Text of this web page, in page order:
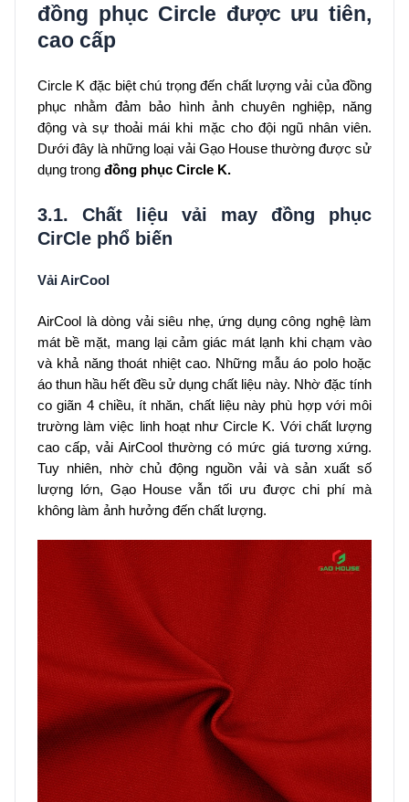
đồng phục Circle được ưu tiên,
cao cấp
Circle K đặc biệt chú trọng đến chất lượng vải của đồng
phục nhằm đảm bảo hình ảnh chuyên nghiệp, năng
động và sự thoải mái khi mặc cho đội ngũ nhân viên.
Dưới đây là những loại vải Gạo House thường được sử
dụng trong đồng phục Circle K.
3.1. Chất liệu vải may đồng phục
CirCle phổ biến
Vải AirCool
AirCool là dòng vải siêu nhẹ, ứng dụng công nghệ làm
mát bề mặt, mang lại cảm giác mát lạnh khi chạm vào
và khả năng thoát nhiệt cao. Những mẫu áo polo hoặc
áo thun hầu hết đều sử dụng chất liệu này. Nhờ đặc tính
co giãn 4 chiều, ít nhăn, chất liệu này phù hợp với môi
trường làm việc linh hoạt như Circle K. Với chất lượng
cao cấp, vải AirCool thường có mức giá tương xứng.
Tuy nhiên, nhờ chủ động nguồn vải và sản xuất số
lượng lớn, Gạo House vẫn tối ưu được chi phí mà
không làm ảnh hưởng đến chất lượng.